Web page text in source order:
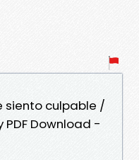
siento culpable /
PDF Download -